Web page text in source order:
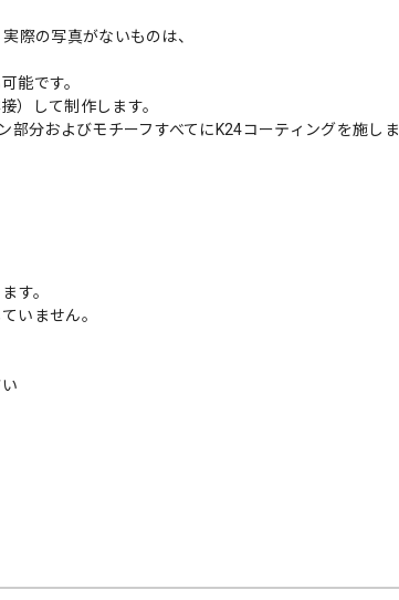
際の写真がないものは、
能です。
）して制作します。
分およびモチーフすべてにK24コーティングを施し
す。
いません。